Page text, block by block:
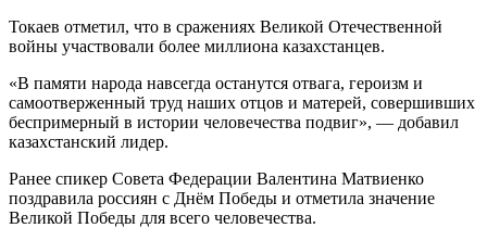
Токаев отметил, что в сражениях Великой Отечественной
войны участвовали более миллиона казахстанцев.
«В памяти народа навсегда останутся отвага, героизм и
самоотверженный труд наших отцов и матерей, совершивших
беспримерный в истории человечества подвиг», — добавил
казахстанский лидер.
Ранее спикер Совета Федерации Валентина Матвиенко
поздравила россиян с Днём Победы и отметила значение
Великой Победы для всего человечества.